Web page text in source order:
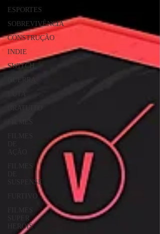
ESPORTES
SOBREVIVÊNCIA
CONSTRUÇÃO
INDIE
SWITCH
FILMES
SUSPENSE
FURTIVO
SUPER
HERÓIS